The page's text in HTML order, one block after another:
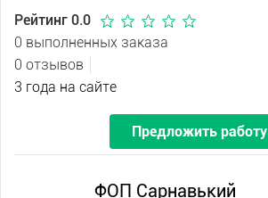
Рейтинг 0.0
0 выполненных заказа
0 отзывов
3 года на сайте
Предложить работу
ФОП Сарнавький